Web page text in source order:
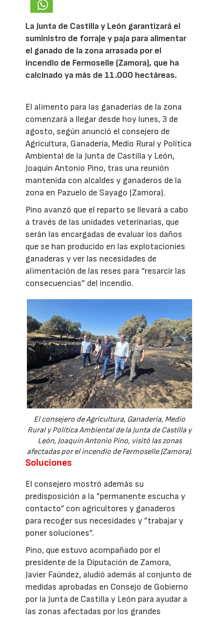
La Junta de Castilla y León garantizará el
suministro de forraje y paja para alimentar
el ganado de la zona arrasada por el
incendio de Fermoselle (Zamora), que ha
calcinado ya más de 11.000 hectáreas.
El alimento para las ganaderías de la zona
comenzará a llegar desde hoy lunes, 3 de
agosto, según anunció el consejero de
Agricultura, Ganadería, Medio Rural y Política
Ambiental de la Junta de Castilla y León,
Joaquín Antonio Pino, tras una reunión
mantenida con alcaldes y ganaderos de la
zona en Pazuelo de Sayago (Zamora).
Pino avanzó que el reparto se llevará a cabo
a través de las unidades veterinarias, que
serán las encargadas de evaluar los daños
que se han producido en las explotacionies
ganaderas y ver las necesidades de
alimentación de las reses para “resarcir las
consecuencias” del incendio.
El consejero de Agricultura, Ganadería, Medio
Rural y Política Ambiental de la Junta de Castilla y
León, Joaquín Antonio Pino, visitó las zonas
afectadas por el incendio de Fermoselle (Zamora).
Soluciones
El consejero mostró además su
predisposición a la “permanente escucha y
contacto“ con agricultores y ganaderos
para recoger sus necesidades y ”trabajar y
poner soluciones”.
Pino, que estuvo acompañado por el
presidente de la Diputación de Zamora,
Javier Faúndez, aludió además al conjunto de
medidas aprobadas en Consejo de Gobierno
por la Junta de Castilla y León para ayudar a
las zonas afectadas por los grandes